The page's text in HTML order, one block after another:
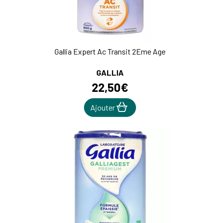
Gallia Expert Ac Transit 2Eme Age
GALLIA
22,50€
Ajouter